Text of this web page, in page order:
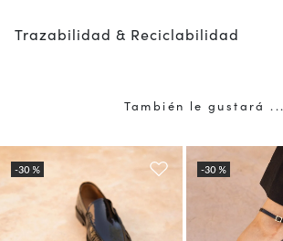
Trazabilidad & Reciclabilidad
También le gustará ...